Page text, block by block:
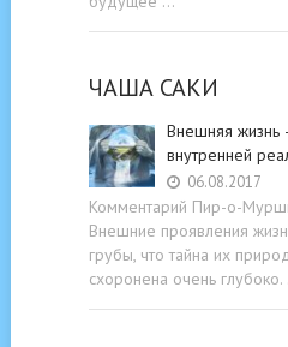
ЧАША САКИ
Внешняя жизнь
внутренней
06.08.2017
Комментарий Пир-о-
Внешние проявления
грубы, что тайна их
схоронена очень